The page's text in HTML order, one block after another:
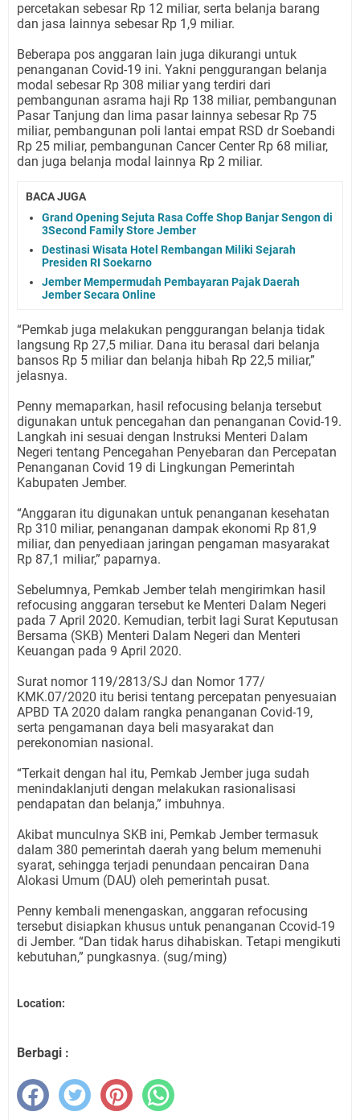
percetakan sebesar Rp 12 miliar, serta belanja barang
dan jasa lainnya sebesar Rp 1,9 miliar.
Beberapa pos anggaran lain juga dikurangi untuk
penanganan Covid-19 ini. Yakni penggurangan belanja
modal sebesar Rp 308 miliar yang terdiri dari
pembangunan asrama haji Rp 138 miliar, pembangunan
Pasar Tanjung dan lima pasar lainnya sebesar Rp 75
miliar, pembangunan poli lantai empat RSD dr Soebandi
Rp 25 miliar, pembangunan Cancer Center Rp 68 miliar,
dan juga belanja modal lainnya Rp 2 miliar.
BACA JUGA
Grand Opening Sejuta Rasa Coffe Shop Banjar Sengon di
3Second Family Store Jember
Destinasi Wisata Hotel Rembangan Miliki Sejarah
Presiden RI Soekarno
Jember Mempermudah Pembayaran Pajak Daerah
Jember Secara Online
“Pemkab juga melakukan penggurangan belanja tidak
langsung Rp 27,5 miliar. Dana itu berasal dari belanja
bansos Rp 5 miliar dan belanja hibah Rp 22,5 miliar,”
jelasnya.
Penny memaparkan, hasil refocusing belanja tersebut
digunakan untuk pencegahan dan penanganan Covid-19.
Langkah ini sesuai dengan Instruksi Menteri Dalam
Negeri tentang Pencegahan Penyebaran dan Percepatan
Penanganan Covid 19 di Lingkungan Pemerintah
Kabupaten Jember.
“Anggaran itu digunakan untuk penanganan kesehatan
Rp 310 miliar, penanganan dampak ekonomi Rp 81,9
miliar, dan penyediaan jaringan pengaman masyarakat
Rp 87,1 miliar,” paparnya.
Sebelumnya, Pemkab Jember telah mengirimkan hasil
refocusing anggaran tersebut ke Menteri Dalam Negeri
pada 7 April 2020. Kemudian, terbit lagi Surat Keputusan
Bersama (SKB) Menteri Dalam Negeri dan Menteri
Keuangan pada 9 April 2020.
Surat nomor 119/2813/SJ dan Nomor 177/
KMK.07/2020 itu berisi tentang percepatan penyesuaian
APBD TA 2020 dalam rangka penanganan Covid-19,
serta pengamanan daya beli masyarakat dan
perekonomian nasional.
“Terkait dengan hal itu, Pemkab Jember juga sudah
menindaklanjuti dengan melakukan rasionalisasi
pendapatan dan belanja,” imbuhnya.
Akibat munculnya SKB ini, Pemkab Jember termasuk
dalam 380 pemerintah daerah yang belum memenuhi
syarat, sehingga terjadi penundaan pencairan Dana
Alokasi Umum (DAU) oleh pemerintah pusat.
Penny kembali menengaskan, anggaran refocusing
tersebut disiapkan khusus untuk penanganan Ccovid-19
di Jember. “Dan tidak harus dihabiskan. Tetapi mengikuti
kebutuhan,” pungkasnya. (sug/ming)
Location:
Berbagi :